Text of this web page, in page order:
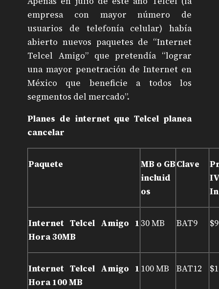
empresa con mayor número de
usuarios de telefonía celular) había
abierto nuevos paquetes de “Internet
Telcel Amigo” que pretendía “lograr
una mayor penetración de Internet en
México que beneficie a todos los
segmentos del mercado”.
Planes de internet que Telcel planea
cancelar
Paquete
MB o GB
incluid
os
Clave
Internet Telcel Amigo 1
Hora 30MB
30 MB BAT9
Internet Telcel Amigo 1
Hora 100 MB
100 MB BAT12